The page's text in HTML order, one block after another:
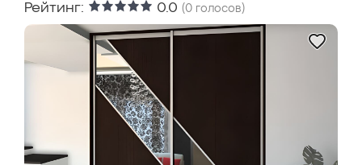
Рейтинг: 0.0 (0 голосов)